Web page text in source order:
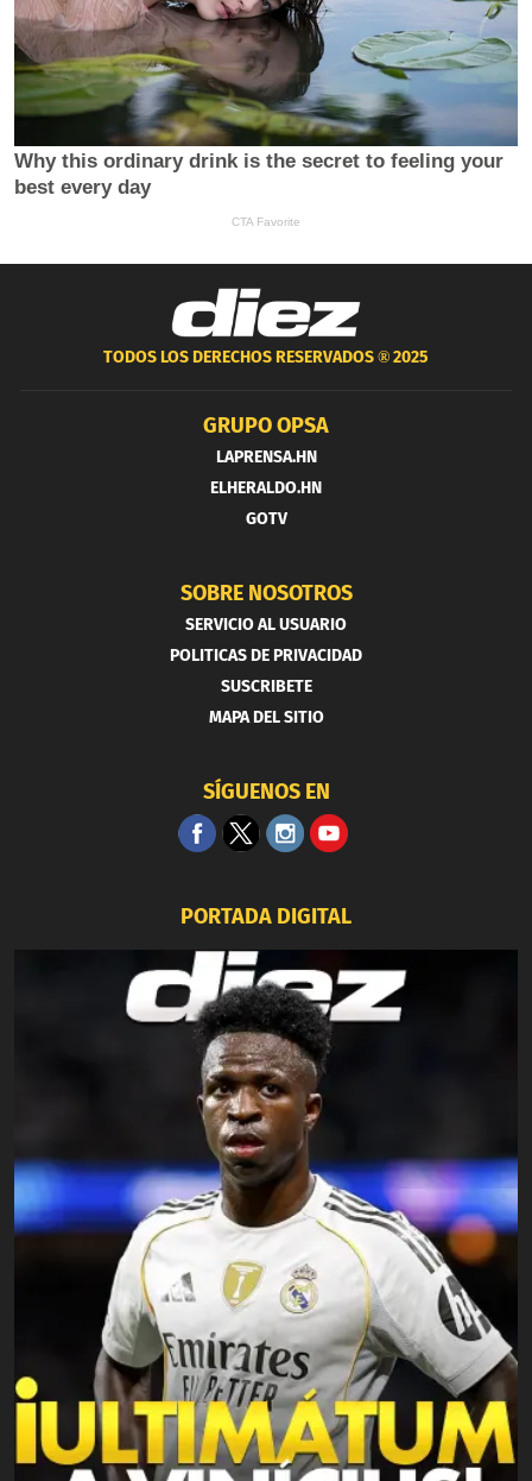
TODOS LOS DERECHOS RESERVADOS ®2025
GRUPO OPSA
LAPRENSA.HN
ELHERALDO.HN
GOTV
SOBRE NOSOTROS
SERVICIO AL USUARIO
POLITICAS DE PRIVACIDAD
SUSCRIBETE
MAPA DEL SITIO
SÍGUENOS EN
PORTADA DIGITAL